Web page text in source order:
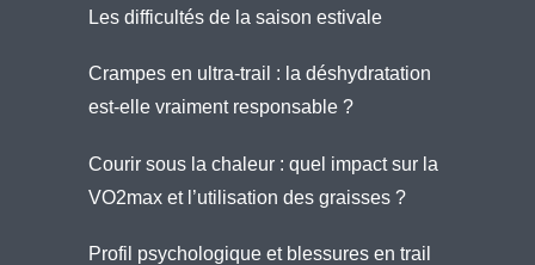
Les difficultés de la saison estivale
Crampes en ultra-trail : la déshydratation
est-elle vraiment responsable ?
Courir sous la chaleur : quel impact sur la
VO2max et l’utilisation des graisses ?
Profil psychologique et blessures en trail